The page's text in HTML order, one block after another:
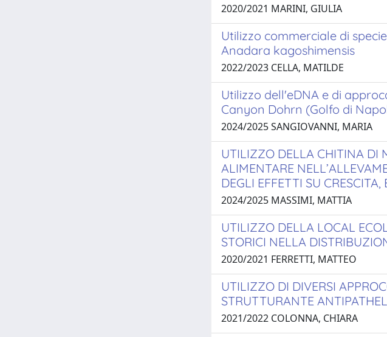
2020/2021 MARINI, GIULIA
Utilizzo commerciale di
Anadara kagoshimensis
2022/2023 CELLA, MATILDE
Utilizzo dell'eDNA e di
Canyon Dohrn (Golfo di
2024/2025 SANGIOVANNI, MARIA
UTILIZZO DELLA CHITINA DI
ALIMENTARE
DEGLI EFFETTI SU
2024/2025 MASSIMI, MATTIA
UTILIZZO DELLA LOCAL
STORICI NELLA
2020/2021 FERRETTI, MATTEO
UTILIZZO DI DIVERSI
STRUTTURANTE
2021/2022 COLONNA, CHIARA